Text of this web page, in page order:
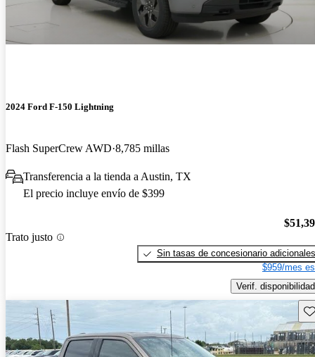
2024 Ford F-150 Lightning
Flash SuperCrew AWD 8,785 millas
Transferencia a la tienda a Austin, TX
El precio incluye envío de $399
Trato justo
Sin tasas de concesionario adicionales
$959/mes
Verif. disponibilidad